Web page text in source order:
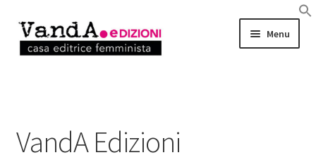
Vai
alla
Vai
al
Menu
AUTRICI e AUTORI
VandA Edizioni